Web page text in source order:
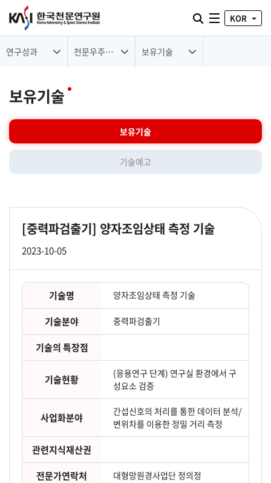
통합검색 열기
전체메뉴
KOR
연구성과 천문우주기술 보유기술
보유기술
보유기술
기술예고
[중력파검출기] 양자조임상태 측정 기술
2023-10-05
기술명 양자조임상태 측정 기술
기술분야 중력파검출기
기술의 특장점
기술현황
(응용연구 단계) 연구실 환경에서 구
성요소 검증
사업화분야
간섭신호의 처리를 통한 데이터 분석/
변위차를 이용한 정밀 거리 측정
관련지식재산권
전문가연락처
대형망원경사업단 정의정